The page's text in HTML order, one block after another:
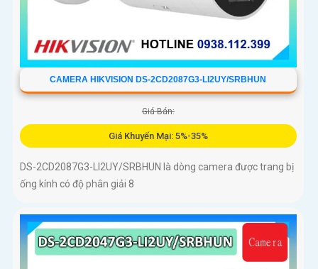
CAMERA HIKVISION DS-2CD2087G3-LI2UY/SRBHUN
Giá Bán:
Giá Khuyến Mại: 5%-35%
DS-2CD2087G3-LI2UY/SRBHUN là dòng camera được trang bị
ống kính có độ phân giải 8